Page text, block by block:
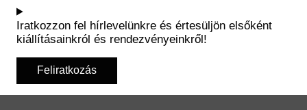
Iratkozzon fel hírlevelünkre és értesüljön elsőként
kiállításainkról és rendezvényeinkről!
Feliratkozás